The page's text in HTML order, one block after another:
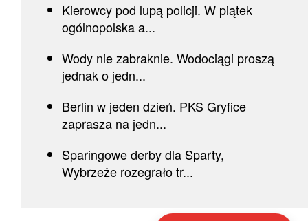
Kierowcy pod lupą policji. W piątek
ogólnopolska a...
Wody nie zabraknie. Wodociągi proszą
jednak o jedn...
Berlin w jeden dzień. PKS Gryfice
zaprasza na jedn...
Sparingowe derby dla Sparty,
Wybrzeże rozegrało tr...